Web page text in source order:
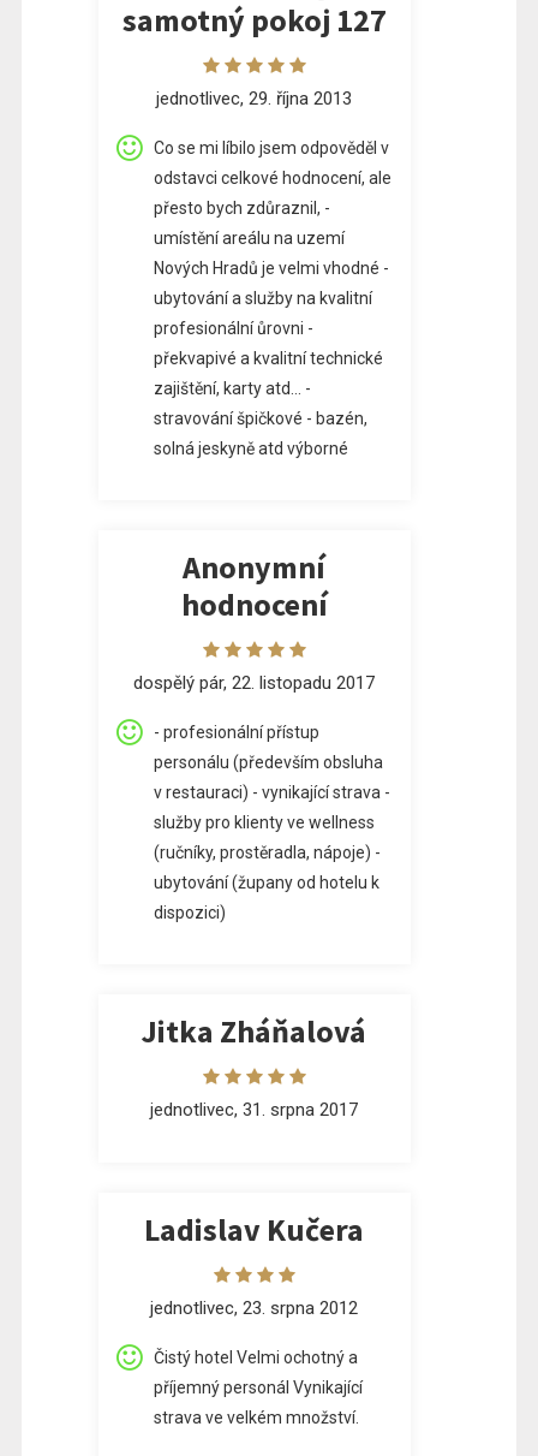
samotný pokoj 127
jednotlivec, 29. října 2013
Co se mi líbilo jsem odpověděl v
odstavci celkové hodnocení, ale
přesto bych zdůraznil, -
umístění areálu na uzemí
Nových Hradů je velmi vhodné -
ubytování a služby na kvalitní
profesionální ůrovni -
překvapivé a kvalitní technické
zajištění, karty atd... -
stravování špičkové - bazén,
solná jeskyně atd výborné
Anonymní
hodnocení
dospělý pár, 22. listopadu 2017
- profesionální přístup
personálu (především obsluha
v restauraci) - vynikající strava -
služby pro klienty ve wellness
(ručníky, prostěradla, nápoje) -
ubytování (župany od hotelu k
dispozici)
Jitka Zháňalová
jednotlivec, 31. srpna 2017
Ladislav Kučera
jednotlivec, 23. srpna 2012
Čistý hotel Velmi ochotný a
příjemný personál Vynikající
strava ve velkém množství.